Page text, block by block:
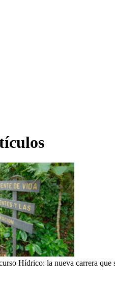
Hídrico: la nueva carrera que